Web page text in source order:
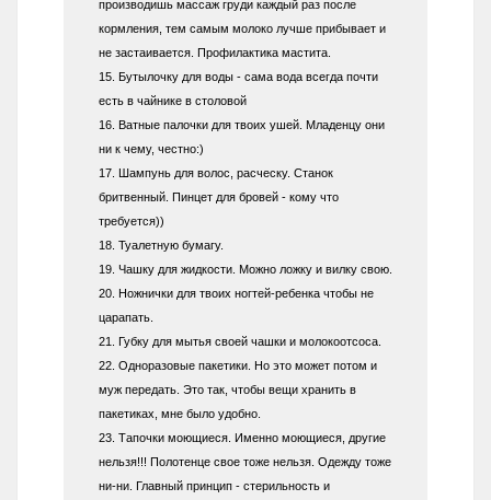
производишь массаж груди каждый раз после
кормления, тем самым молоко лучше прибывает и
не застаивается. Профилактика мастита.
15. Бутылочку для воды - сама вода всегда почти
есть в чайнике в столовой
16. Ватные палочки для твоих ушей. Младенцу они
ни к чему, честно:)
17. Шампунь для волос, расческу. Станок
бритвенный. Пинцет для бровей - кому что
требуется))
18. Туалетную бумагу.
19. Чашку для жидкости. Можно ложку и вилку свою.
20. Ножнички для твоих ногтей-ребенка чтобы не
царапать.
21. Губку для мытья своей чашки и молокоотсоса.
22. Одноразовые пакетики. Но это может потом и
муж передать. Это так, чтобы вещи хранить в
пакетиках, мне было удобно.
23. Тапочки моющиеся. Именно моющиеся, другие
нельзя!!! Полотенце свое тоже нельзя. Одежду тоже
ни-ни. Главный принцип - стерильность и